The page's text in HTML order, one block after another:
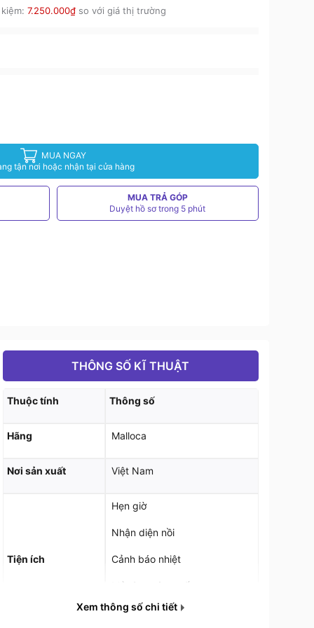
7.250.000₫so với giá thị trường
MUA NGAY
tận nơi hoặc nhận tại cửa hàng
MUA TRẢ GÓP
Duyệt hồ sơ trong 5 phút
THÔNG SỐ KĨ THUẬT
Thuộc tính Thông số
Hãng Malloca
Nơi sản xuất Việt Nam
Tiện ích
Hẹn giờ
Nhận diện nồi
Cảnh báo nhiệt
Mở rộng vùng nấu
Khóa bảo vệ an toàn
Xem thông số chi tiết